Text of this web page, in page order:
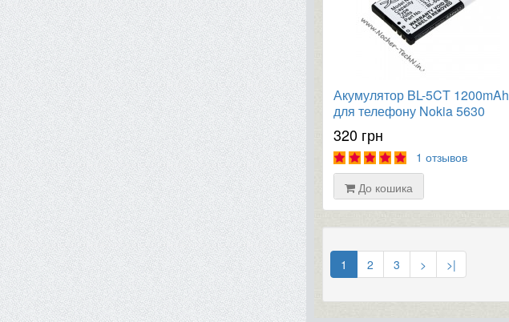
Акумулятор BL-5CT 1200mAh
для телефону Nokia 5630
XpressMusic, 6730, C6-01,
6303, 5220
320 грн
1 отзывов
До кошика
1 2 3 > >|